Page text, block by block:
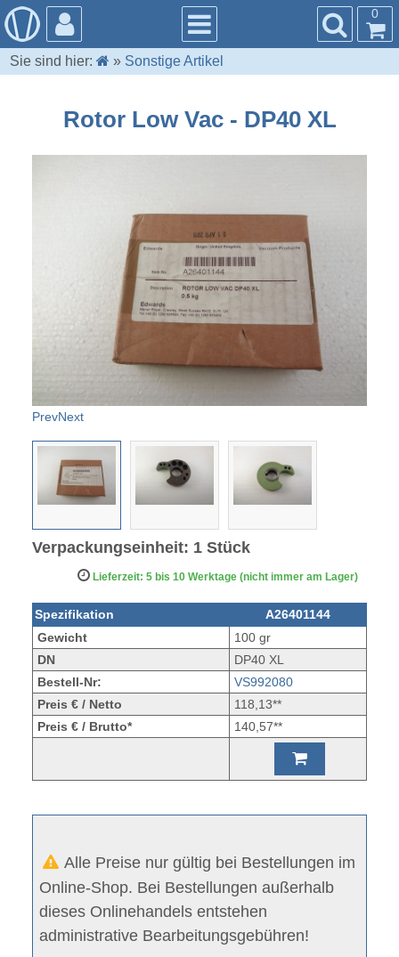
0
Sie sind hier: » Sonstige Artikel
Rotor Low Vac - DP40 XL
PrevNext
Verpackungseinheit: 1 Stück
Lieferzeit: 5 bis 10 Werktage (nicht immer am Lager)
Spezifikation
A26401144
Gewicht
100 gr
DN
DP40 XL
Bestell-Nr:
VS992080
Preis € / Netto
118,13**
Preis € / Brutto*
140,57**
Alle Preise nur gültig bei Bestellungen im
Online-Shop. Bei Bestellungen außerhalb
dieses Onlinehandels entstehen
administrative Bearbeitungsgebühren!